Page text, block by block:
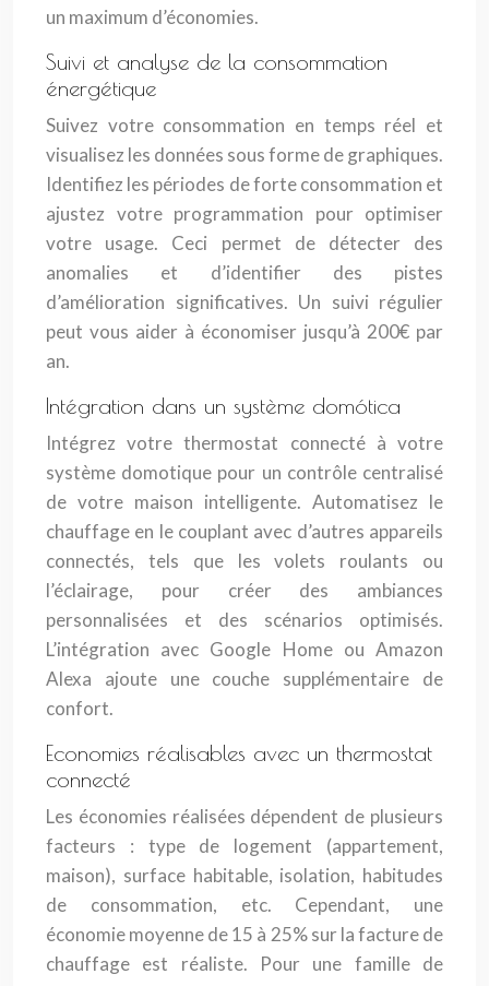
un maximum d’économies.
Suivi et analyse de la consommation
énergétique
Suivez votre consommation en temps réel et
visualisez les données sous forme de graphiques.
Identifiez les périodes de forte consommation et
ajustez votre programmation pour optimiser
votre usage. Ceci permet de détecter des
anomalies et d’identifier des pistes
d’amélioration significatives. Un suivi régulier
peut vous aider à économiser jusqu’à 200€ par
an.
Intégration dans un système domótica
Intégrez votre thermostat connecté à votre
système domotique pour un contrôle centralisé
de votre maison intelligente. Automatisez le
chauffage en le couplant avec d’autres appareils
connectés, tels que les volets roulants ou
l’éclairage, pour créer des ambiances
personnalisées et des scénarios optimisés.
L’intégration avec Google Home ou Amazon
Alexa ajoute une couche supplémentaire de
confort.
Economies réalisables avec un thermostat
connecté
Les économies réalisées dépendent de plusieurs
facteurs : type de logement (appartement,
maison), surface habitable, isolation, habitudes
de consommation, etc. Cependant, une
économie moyenne de 15 à 25% sur la facture de
chauffage est réaliste. Pour une famille de